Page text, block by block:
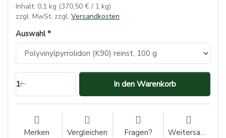
Inhalt: 0,1 kg (370,50 € / 1 kg)
zzgl. MwSt. zzgl. Versandkosten
Auswahl
1 In den Warenkorb
Merken Vergleichen Fragen? Weitersagen